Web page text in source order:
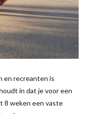
en recreanten is
in dat je voor een
8 weken een vaste